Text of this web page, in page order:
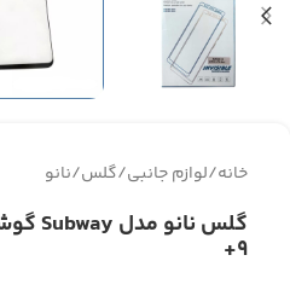
خانه/لوازم جانبی/گلس/نانو
9+